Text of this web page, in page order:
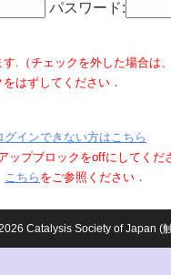
パスワード:
.（チェックを外した場合は
はずしてください．
グインできない方はこちら
ップブロックをoffにしてくだ
こちら をご参照ください．
Catalysis Society of Japan (